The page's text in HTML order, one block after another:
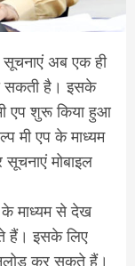
सूचनाएं अब एक ही
सकती है। इसके
एप शुरू किया हुआ
मी एप के माध्यम
मोबाइल
माध्यम से देख
हैं। इसके लिए